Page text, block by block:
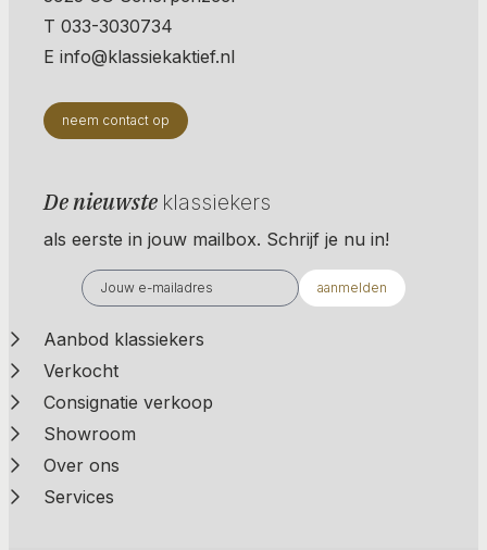
T 033-3030734
E info@klassiekaktief.nl
neem contact op
De nieuwste klassiekers
als eerste in jouw mailbox. Schrijf je nu in!
aanmelden
Aanbod klassiekers
Verkocht
Consignatie verkoop
Showroom
Over ons
Services